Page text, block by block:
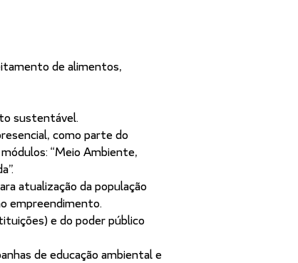
de alimentos,
sustentável.
como parte do
“Meio Ambiente,
atualização da população
empreendimento.
e do poder público
de educação ambiental e